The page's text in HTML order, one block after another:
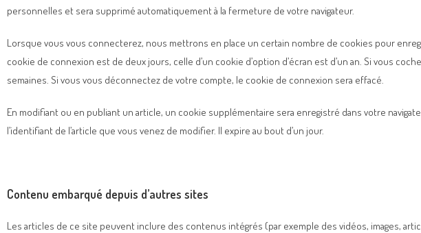
personnelles et sera supprimé automatiquement à la fermeture de votre navigateur.
Lorsque vous vous connecterez, nous mettrons en place un certain nombre de cookies pour
cookie de connexion est de deux jours, celle d’un cookie d’option d’écran est d’un an. Si vous
semaines. Si vous vous déconnectez de votre compte, le cookie de connexion sera effacé.
En modifiant ou en publiant un article, un cookie supplémentaire sera enregistré dans votre
l’identifiant de l’article que vous venez de modifier. Il expire au bout d’un jour.
Contenu embarqué depuis d’autres sites
Les articles de ce site peuvent inclure des contenus intégrés (par exemple des vidéos, images,